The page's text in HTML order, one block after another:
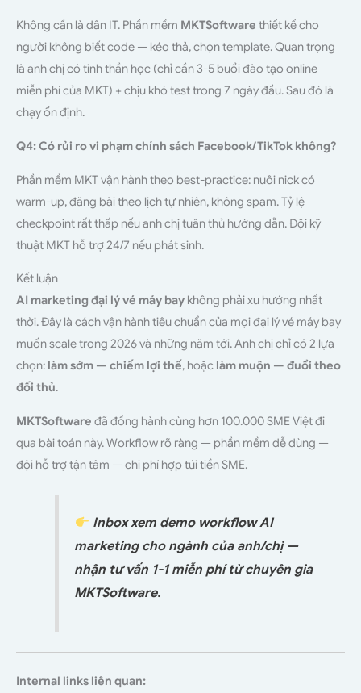
Không cần là dân IT. Phần mềm MKTSoftware thiết kế cho
người không biết code — kéo thả, chọn template. Quan trọng
là anh chị có tinh thần học (chỉ cần 3-5 buổi đào tạo online
miễn phí của MKT) + chịu khó test trong 7 ngày đầu. Sau đó là
chạy ổn định.
Q4: Có rủi ro vi phạm chính sách Facebook/TikTok không?
Phần mềm MKT vận hành theo best-practice: nuôi nick có
warm-up, đăng bài theo lịch tự nhiên, không spam. Tỷ lệ
checkpoint rất thấp nếu anh chị tuân thủ hướng dẫn. Đội kỹ
thuật MKT hỗ trợ 24/7 nếu phát sinh.
Kết luận
AI marketing đại lý vé máy bay không phải xu hướng nhất
thời. Đây là cách vận hành tiêu chuẩn của mọi đại lý vé máy bay
muốn scale trong 2026 và những năm tới. Anh chị chỉ có 2 lựa
chọn: làm sớm — chiếm lợi thế, hoặc làm muộn — đuổi theo
đối thủ.
MKTSoftware đã đồng hành cùng hơn 100.000 SME Việt đi
qua bài toán này. Workflow rõ ràng — phần mềm dễ dùng —
đội hỗ trợ tận tâm — chi phí hợp túi tiền SME.
Inbox xem demo workflow AI
marketing cho ngành của anh/chị —
nhận tư vấn 1-1 miễn phí từ chuyên gia
MKTSoftware.
Internal links liên quan: